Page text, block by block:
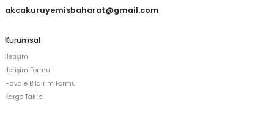
akcakuruyemisbaharat@gmail.com
Kurumsal
İletişim
İletişim Formu
Havale Bildirim Formu
Kargo Takibi